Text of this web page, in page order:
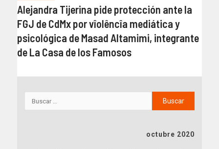
Alejandra Tijerina pide protección ante la
FGJ de CdMx por vîolêncîa mediática y
psicológica de Masad Altamimi, integrante
de La Casa de los Famosos
octubre 2020